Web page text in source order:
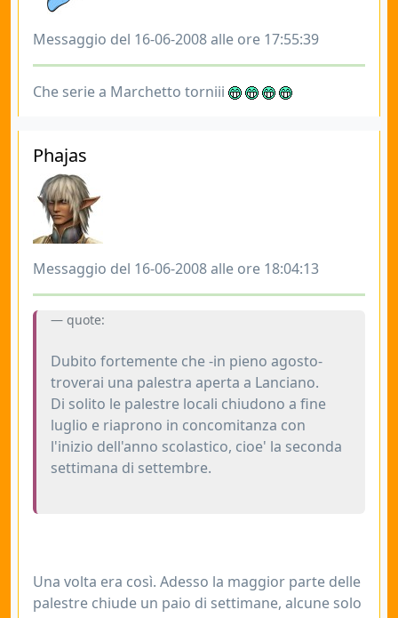
Messaggio del 16-06-2008 alle ore 17:55:39
Che serie a Marchetto torniii
Phajas
Messaggio del 16-06-2008 alle ore 18:04:13
quote:
Dubito fortemente che -in pieno agosto-
troverai una palestra aperta a Lanciano.
Di solito le palestre locali chiudono a fine
luglio e riaprono in concomitanza con
l'inizio dell'anno scolastico, cioe' la seconda
settimana di settembre.
Una volta era così. Adesso la maggior parte delle
palestre chiude un paio di settimane, alcune solo